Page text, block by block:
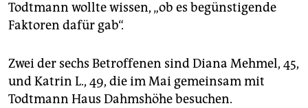
Todtmann wollte wissen, „ob es begünstigende
Faktoren dafür gab“.
Zwei der sechs Betroffenen sind Dia­na Mehmel, 45,
und Katrin L., 49, die im Mai gemeinsam mit
Todtmann Haus Dahmshöhe besuchen.